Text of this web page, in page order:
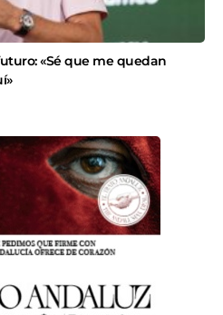
«Sé que me quedan